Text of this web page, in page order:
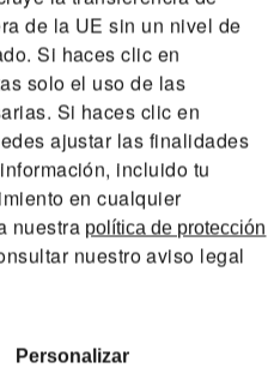
GRAF
Edition lleva el
de la UE sin un nivel de
Si haces clic en
solo el uso de las
Si haces clic en
ajustar las finalidades
incluido tu
en cualquier
nuestra política de protección
nuestro aviso legal
Personalizar